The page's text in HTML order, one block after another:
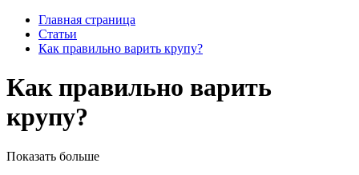
Главная страница
Статьи
Как правильно варить крупу?
Как правильно варить
крупу?
Показать больше